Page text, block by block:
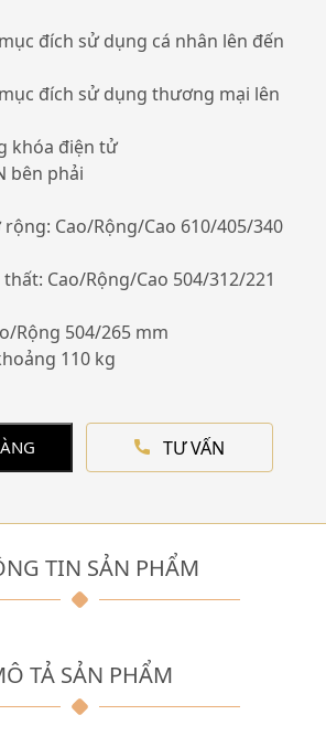
đích sử dụng cá nhân lên đến
đích sử dụng thương mại lên
khóa điện tử
bên phải
Cao/Rộng/Cao 610/405/340
Cao/Rộng/Cao 504/312/221
Rộng 504/265 mm
110 kg
TƯ VẤN
TẢ SẢN PHẨM
TIN SẢN PHẨM